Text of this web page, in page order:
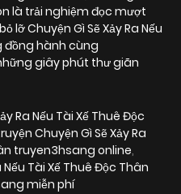
là trải nghiệm đọc mượt
lỡ Chuyện Gì Sẽ Xảy Ra Nếu
đồng hành cùng
giây phút thư giãn
Ra Nếu Tài Xế Thuê Độc
Chuyện Gì Sẽ Xảy Ra
truyen3hsang online,
Nếu Tài Xế Thuê Độc Thân
miễn phí